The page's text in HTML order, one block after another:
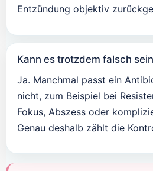
Entzündung objektiv
Kann es trotzdem falsch
Ja. Manchmal passt ein
nicht, zum Beispiel bei
Fokus, Abszess oder
Genau deshalb zählt die